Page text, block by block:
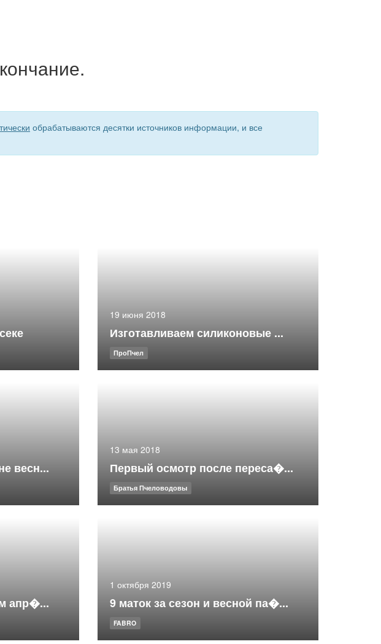
обрабатываются десятки источников информации, и все
19 июня 2018
Изготавливаем силиконовые ...
ПроПчел
весн...
13 мая 2018
Первый осмотр после переса�...
Братья Пчеловодовы
апр�...
1 октября 2019
9 маток за сезон и весной па�...
FABRO